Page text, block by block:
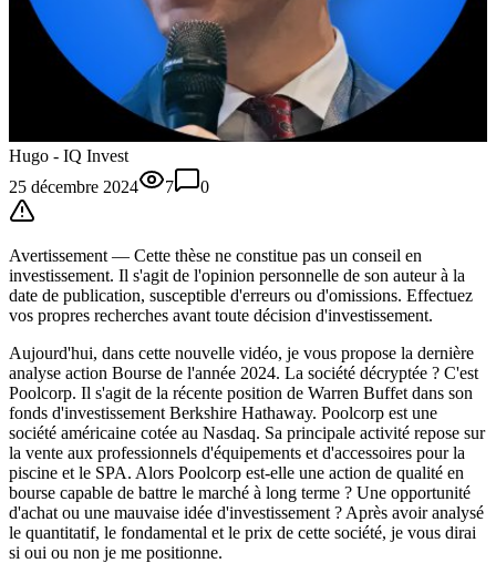
Hugo - IQ Invest
25 décembre 2024
7 0
Avertissement — Cette thèse ne constitue pas un conseil en
investissement. Il s'agit de l'opinion personnelle de son auteur à la
date de publication, susceptible d'erreurs ou d'omissions. Effectuez
vos propres recherches avant toute décision d'investissement.
Aujourd'hui, dans cette nouvelle vidéo, je vous propose la dernière
analyse action Bourse de l'année 2024. La société décryptée ? C'est
Poolcorp. Il s'agit de la récente position de Warren Buffet dans son
fonds d'investissement Berkshire Hathaway. Poolcorp est une
société américaine cotée au Nasdaq. Sa principale activité repose sur
la vente aux professionnels d'équipements et d'accessoires pour la
piscine et le SPA. Alors Poolcorp est-elle une action de qualité en
bourse capable de battre le marché à long terme ? Une opportunité
d'achat ou une mauvaise idée d'investissement ? Après avoir analysé
le quantitatif, le fondamental et le prix de cette société, je vous dirai
si oui ou non je me positionne.